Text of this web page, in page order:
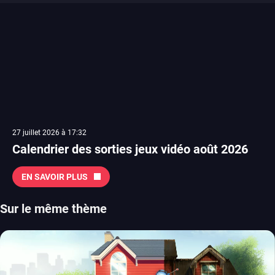
27 juillet 2026 à 17:32
Calendrier des sorties jeux vidéo août 2026
EN SAVOIR PLUS
Sur le même thème